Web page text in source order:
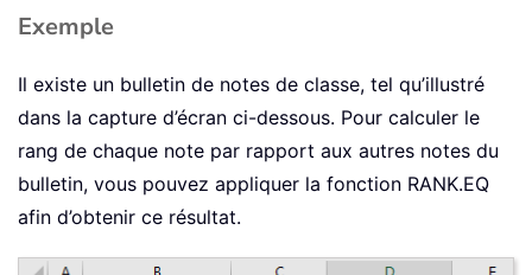
Exemple
Il existe un bulletin de notes de classe, tel qu’illustré
dans la capture d’écran ci-dessous. Pour calculer le
rang de chaque note par rapport aux autres notes du
bulletin, vous pouvez appliquer la fonction RANK.EQ
afin d’obtenir ce résultat.